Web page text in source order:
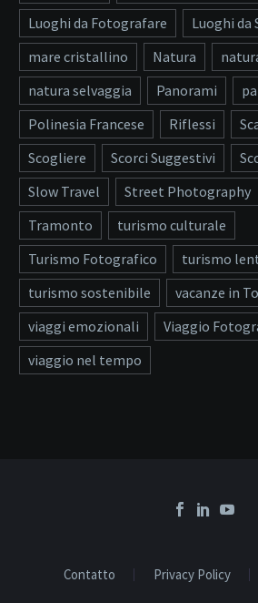
Luoghi da Fotografare
Luoghi da
mare cristallino
Natura
natura selvaggia
Panorami
Polinesia Francese
Riflessi
Scogliere
Scorci Suggestivi
Slow Travel
Street Photography
Tramonto
turismo culturale
Turismo Fotografico
turismo
turismo sostenibile
vacanze in
viaggi emozionali
Viaggio
viaggio nel tempo
Contatto Privacy Policy